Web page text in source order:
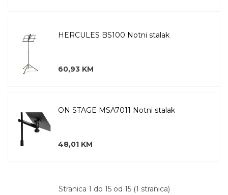
HERCULES BS100 Notni stalak
60,93 KM
ON STAGE MSA7011 Notni stalak
48,01 KM
Stranica 1 do 15 od 15 (1 stranica)